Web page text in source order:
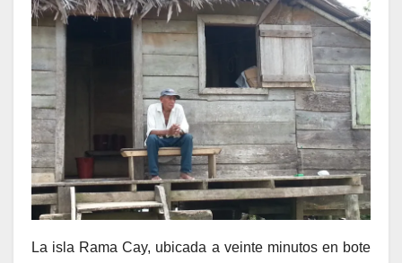
La isla Rama Cay, ubicada a veinte minutos en bote